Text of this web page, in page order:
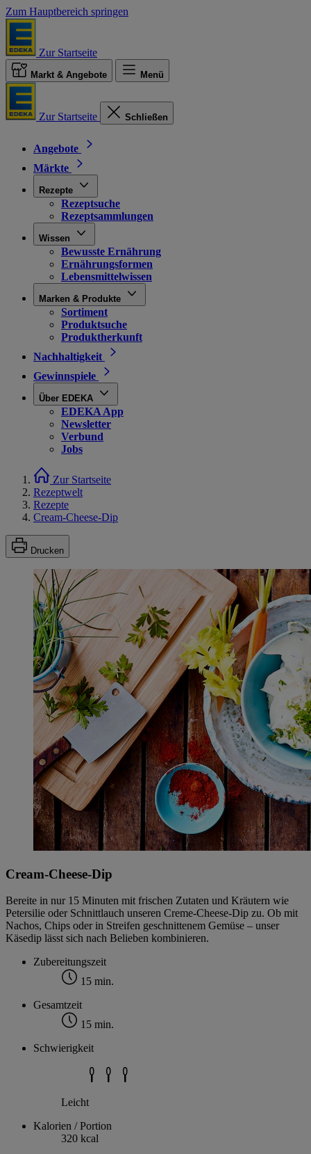
Zum Hauptbereich springen
Zur Startseite
Markt & Angebote Menü
Zur Startseite Schließen
Angebote
Märkte
Rezepte
Rezeptsuche
Rezeptsammlungen
Wissen
Bewusste Ernährung
Ernährungsformen
Lebensmittelwissen
Marken & Produkte
Sortiment
Produktsuche
Produktherkunft
Nachhaltigkeit
Gewinnspiele
Über EDEKA
EDEKA App
Newsletter
Verbund
Jobs
Zur Startseite
Rezeptwelt
Rezepte
Cream-Cheese-Dip
Drucken
Cream-Cheese-Dip
Bereite in nur 15 Minuten mit frischen Zutaten und Kräutern wie
Petersilie oder Schnittlauch unseren Creme-Cheese-Dip zu. Ob mit
Nachos, Chips oder in Streifen geschnittenem Gemüse – unser
Käsedip lässt sich nach Belieben kombinieren.
Zubereitungszeit
15 min.
Gesamtzeit
15 min.
Schwierigkeit
Leicht
Kalorien / Portion
320 kcal